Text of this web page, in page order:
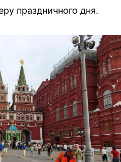
праздничного дня.